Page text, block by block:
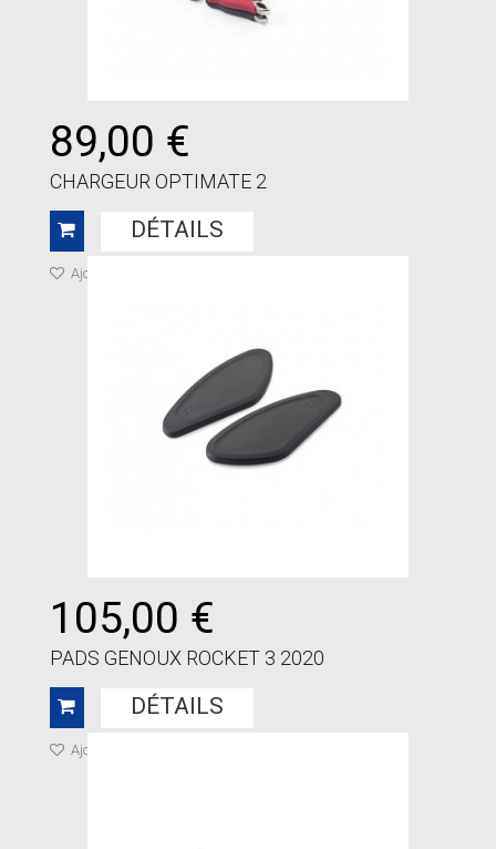
89,00 €
CHARGEUR OPTIMATE 2
DÉTAILS
Ajouter à ma liste de cadeaux
105,00 €
PADS GENOUX ROCKET 3 2020
DÉTAILS
Ajouter à ma liste de cadeaux